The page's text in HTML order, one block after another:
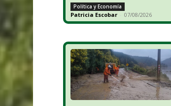
Política y Economía
Patricia Escobar - 07/08/2026